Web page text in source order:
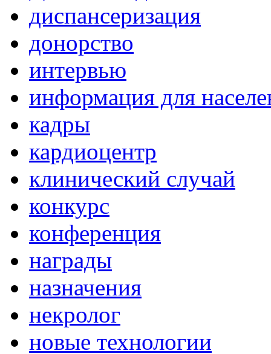
диспансеризация
донорство
интервью
информация для
кадры
кардиоцентр
клинический случай
конкурс
конференция
награды
назначения
некролог
новые технологии